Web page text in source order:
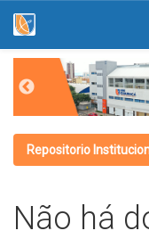
navigation
Repositorio
Não há